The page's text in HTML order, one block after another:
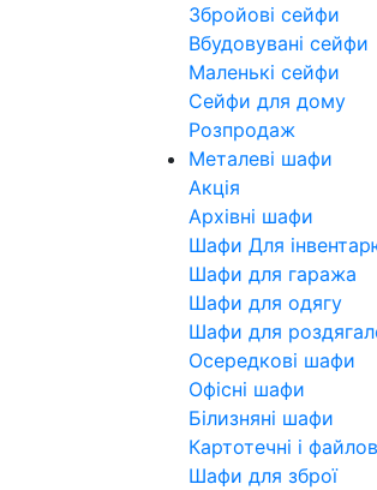
Збройові сейфи
Вбудовувані сейфи
Маленькі сейфи
Сейфи для дому
Розпродаж
Металеві шафи
Акція
Архівні шафи
Шафи Для
Шафи для гаража
Шафи для одягу
Шафи для
Осередкові шафи
Офісні шафи
Білизняні шафи
Картотечні і
Шафи для зброї